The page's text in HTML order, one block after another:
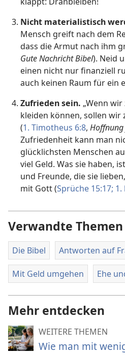
Nicht materialistisch
Mensch greift nach dem
dass die Armut nach ihm
Gute Nachricht Bibel). Neid
einen nicht nur finanziell
auch keinen Raum für ein
Zufrieden sein. „Wenn
kleiden können, sollen wir
(1. Timotheus 6:8,
Zufriedenheit kann man
glücklichsten Menschen
viel Geld. Was sie haben,
und Freunde, die sie
mit Gott (Sprüche 15:17; 1.
Verwandte Themen
Die Bibel Antworten auf
Mit Geld umgehen Ehe
Mehr entdecken
WEITERE THEMEN
Wie man mit